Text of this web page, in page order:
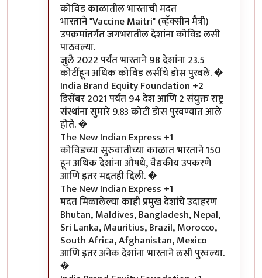
कोविड काळातील भारताची मदत
भारताने "Vaccine Maitri" (व्हॅक्सीन मैत्री)
उपक्रमांतर्गत जगभरातील देशांना कोविड लसी
पाठवल्या.
जुलै 2022 पर्यंत भारताने 98 देशांना 23.5
कोटींहून अधिक कोविड लसींचे डोस पुरवले. �
India Brand Equity Foundation +2
डिसेंबर 2021 पर्यंत 94 देश आणि 2 संयुक्त राष्ट्र
संस्थांना सुमारे 9.83 कोटी डोस पुरवण्यात आले
होते. �
The New Indian Express +1
कोविडच्या सुरुवातीच्या काळात भारताने 150
हून अधिक देशांना औषधे, वैद्यकीय उपकरणे
आणि इतर मदतही दिली. �
The New Indian Express +1
मदत मिळालेल्या काही प्रमुख देशांचे उदाहरण
Bhutan, Maldives, Bangladesh, Nepal,
Sri Lanka, Mauritius, Brazil, Morocco,
South Africa, Afghanistan, Mexico
आणि इतर अनेक देशांना भारताने लसी पुरवल्या.
�